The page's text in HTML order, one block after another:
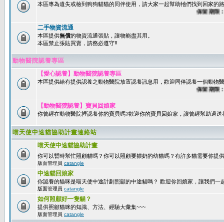
本區專為遺失或檢到狗狗貓貓的同伴使用，請大家一起幫助牠們找到回家的
保留期限：60
二手物資流通
本區提供無償的物資流通張貼，讓物能盡其用。
本區禁止張貼買賣，請務必遵守!!
動物醫院認養專區
【愛心認養】動物醫院認養專區
本區提供給有提供認養之動物醫院放置認養訊息用，歡迎同伴認養一個動物
保留期限：60
【動物醫院認養】寶貝回娘家
你曾經在動物醫院裡認養你的寶貝嗎?歡迎你的寶貝回娘家，讓曾經幫助過
喵天使中途貓協助計畫連絡站
喵天使中途貓協助計畫
你可以暫時幫忙照顧貓嗎？你可以照顧要餵奶的幼貓嗎？有許多貓需要你提
版面管理員 catangle
中途貓回娘家
你認養的貓咪是喵天使中途計劃照顧的中途貓嗎？ 歡迎你回娘家，讓我們一
版面管理員 catangle
如何照顧好一隻貓？
提供照顧貓咪的知識、方法、經驗大彙集~~~
版面管理員 catangle